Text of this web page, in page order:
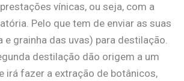
vínicas, ou seja, com a
Pelo que tem de enviar as suas
e grainha das uvas) para destilação.
destilação dão origem a um
irá fazer a extração de botânicos,